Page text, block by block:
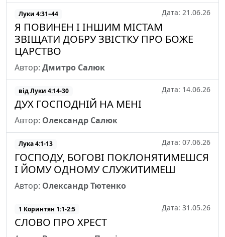
Луки 4:31–44 Дата: 21.06.26
Я ПОВИНЕН І ІНШИМ МІСТАМ
ЗВІЩАТИ ДОБРУ ЗВІСТКУ ПРО БОЖЕ
ЦАРСТВО
Автор: Дмитро Салюк
від Луки 4:14-30 Дата: 14.06.26
ДУХ ГОСПОДНІЙ НА МЕНІ
Автор: Олександр Салюк
Лука 4:1-13 Дата: 07.06.26
ГОСПОДУ, БОГОВІ ПОКЛОНЯТИМЕШСЯ
І ЙОМУ ОДНОМУ СЛУЖИТИМЕШ
Автор: Олександр Тютенко
1 Коринтян 1:1-2:5 Дата: 31.05.26
СЛОВО ПРО ХРЕСТ